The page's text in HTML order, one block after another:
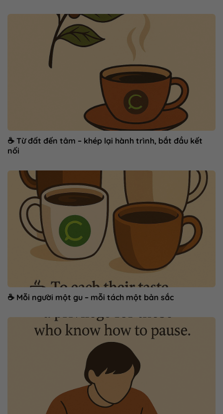
☕ Từ đất đến tâm – khép lại hành trình, bắt đầu kết
nối
☕ Mỗi người một gu – mỗi tách một bản sắc